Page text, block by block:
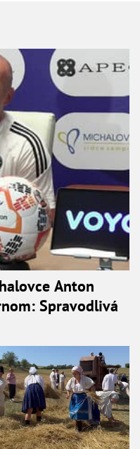
Anton
Spravodlivá